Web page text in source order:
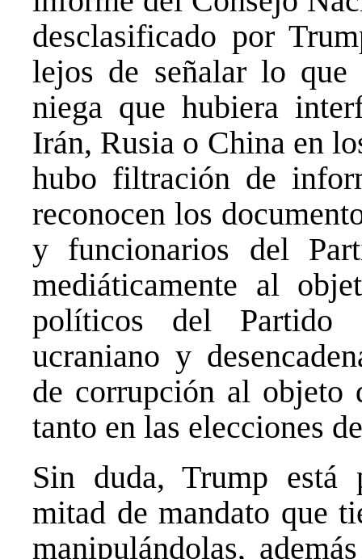
desclasificado por
lejos de señalar lo
niega que hubiera
Irán, Rusia o China en
hubo filtración de
reconocen los
y funcionarios del
mediáticamente al
políticos del Partido
ucraniano y
de corrupción al objeto
tanto en las elecciones
Sin duda, Trump está
mitad de mandato que
manipulándolas,